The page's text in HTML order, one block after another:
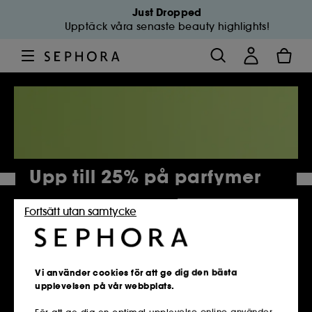
Just Dropped
Upptäck våra senaste beauty highlights!
Upp till 25% på parfymer
4 861 Produkter
Vi använder cookies för att ge dig den bästa
upplevelsen på vår webbplats.
Fortsätt utan samtycke